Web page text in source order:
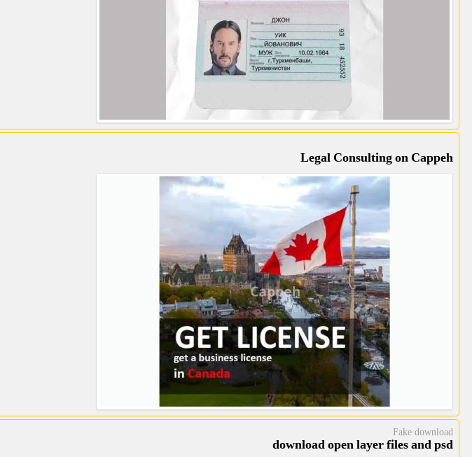
Legal Consulting on Cappeh
Fake download
download open layer files and psd